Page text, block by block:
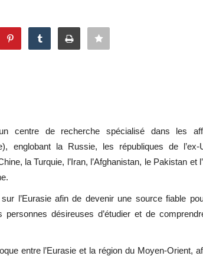
centre de recherche spécialisé dans les
englobant la Russie, les républiques de l’ex-
la Turquie, l’Iran, l’Afghanistan, le Pakistan et
l’Eurasie afin de devenir une source fiable
désireuses d’étudier et de
entre l’Eurasie et la région du Moyen-Orient,